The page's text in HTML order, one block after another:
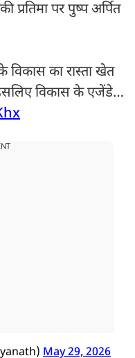
पर पुष्प अर्पित
विकास का रास्ता खेत
विकास के एजेंडे…
May 29, 2026